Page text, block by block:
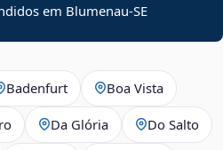
em Blumenau-SE
Badenfurt Boa Vista
Da Glória Do Salto